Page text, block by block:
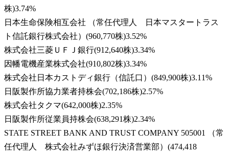
株)3.74%
日本生命保険相互会社 （常任代理人 日本マスタートラス
ト信託銀行株式会社） (960,770株)3.52%
株式会社三菱ＵＦＪ銀行(912,640株)3.34%
因幡電機産業株式会社(910,802株)3.34%
株式会社日本カストディ銀行（信託口） (849,900株)3.11%
日阪製作所協力業者持株会(702,186株)2.57%
株式会社タクマ(642,000株)2.35%
日阪製作所従業員持株会(638,291株)2.34%
STATE STREET BANK AND TRUST COMPANY 505001 （常
任代理人 株式会社みずほ銀行決済営業部） (474,418